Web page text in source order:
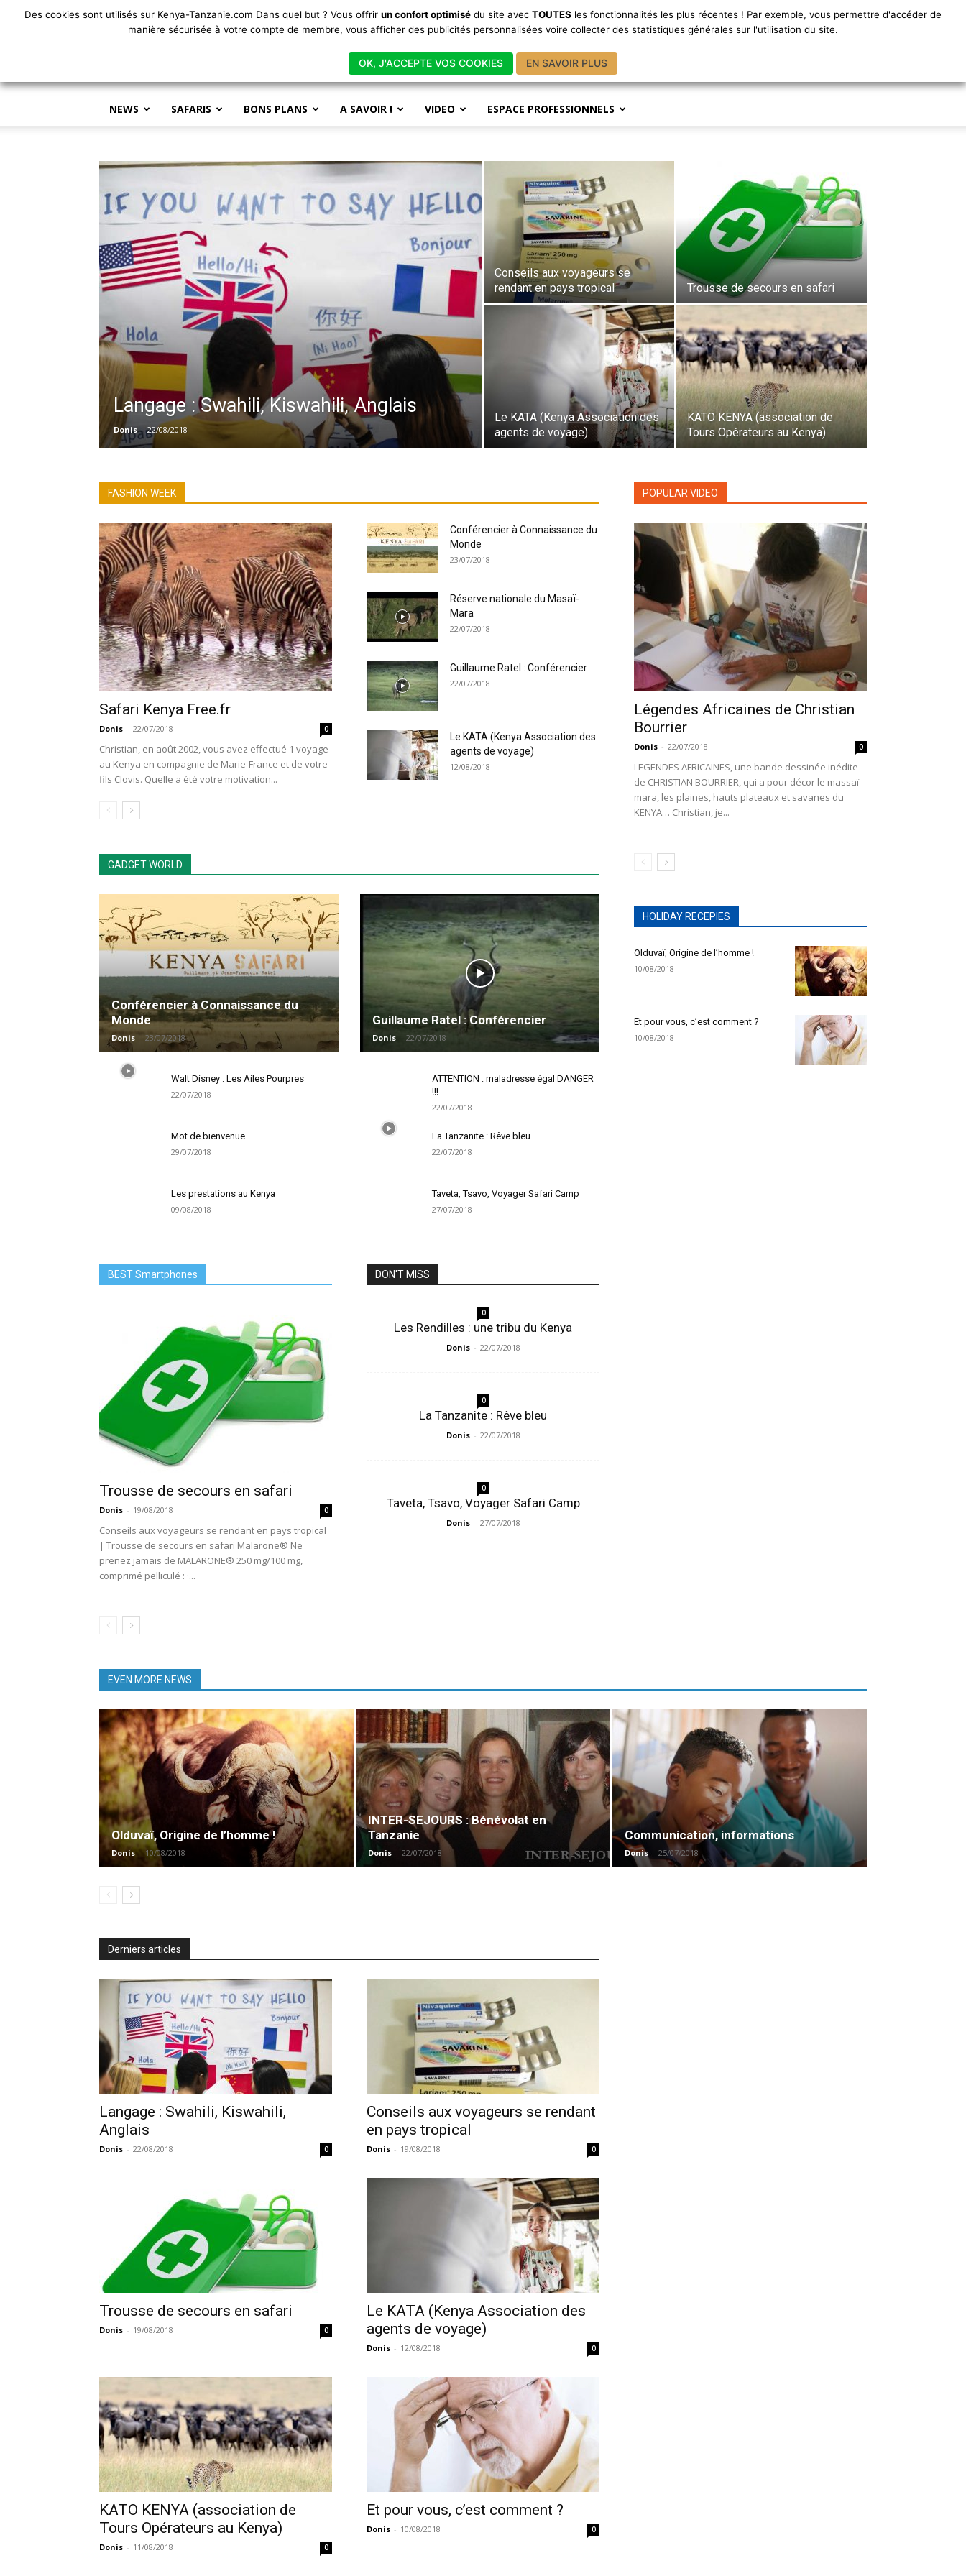
Le
le
rêver.
Bienvenue sur Kenya-Tanzanie.com
Site tenu par un particulier amoureux de ces contrées
NEWS SAFARIS BONS PLANS A SAVOIR ! VIDEO ESPACE PROFESSIONNELS
Langage : Swahili, Kiswahili, Anglais
Donis - 22/08/2018
Conseils aux voyageurs se
rendant en pays tropical
Trousse de secours en safari
Le KATA (Kenya Association des
agents de voyage)
KATO KENYA (association de
Tours Opérateurs au Kenya)
FASHION WEEK
Safari Kenya Free.fr
Donis - 22/07/2018 0
Christian, en août 2002, vous avez effectué 1 voyage
au Kenya en compagnie de Marie-France et de votre
fils Clovis. Quelle a été votre motivation...
Conférencier à Connaissance du
Monde
23/07/2018
Réserve nationale du Masaï-
Mara
22/07/2018
Guillaume Ratel : Conférencier
22/07/2018
Le KATA (Kenya Association des
agents de voyage)
12/08/2018
GADGET WORLD
Conférencier à Connaissance du
Monde
Donis - 23/07/2018
Guillaume Ratel : Conférencier
Donis - 22/07/2018
Walt Disney : Les Ailes Pourpres
22/07/2018
ATTENTION : maladresse égal DANGER
!!!
22/07/2018
Mot de bienvenue
29/07/2018
La Tanzanite : Rêve bleu
22/07/2018
Les prestations au Kenya
09/08/2018
Taveta, Tsavo, Voyager Safari Camp
27/07/2018
BEST Smartphones
Trousse de secours en safari
Donis - 19/08/2018 0
Conseils aux voyageurs se rendant en pays tropical
| Trousse de secours en safari Malarone® Ne
prenez jamais de MALARONE® 250 mg/100 mg,
comprimé pelliculé : ·...
DON'T MISS
0
Les Rendilles : une tribu du Kenya
Donis - 22/07/2018
0
La Tanzanite : Rêve bleu
Donis - 22/07/2018
0
Taveta, Tsavo, Voyager Safari Camp
Donis - 27/07/2018
POPULAR VIDEO
Légendes Africaines de Christian
Bourrier
Donis - 22/07/2018 0
LEGENDES AFRICAINES, une bande dessinée inédite
de CHRISTIAN BOURRIER, qui a pour décor le massaï
mara, les plaines, hauts plateaux et savanes du
KENYA… Christian, je...
HOLIDAY RECEPIES
Olduvaï, Origine de l’homme !
10/08/2018
Et pour vous, c’est comment ?
10/08/2018
EVEN MORE NEWS
Olduvaï, Origine de l’homme !
Donis - 10/08/2018
INTER-SEJOURS : Bénévolat en
Tanzanie
Donis - 22/07/2018
Communication, informations
Donis - 25/07/2018
Derniers articles
Langage : Swahili, Kiswahili,
Anglais
Donis - 22/08/2018 0
Conseils aux voyageurs se rendant
en pays tropical
Donis - 19/08/2018 0
Trousse de secours en safari
Donis - 19/08/2018 0
Le KATA (Kenya Association des
agents de voyage)
Donis - 12/08/2018 0
KATO KENYA (association de
Tours Opérateurs au Kenya)
Donis - 11/08/2018 0
Et pour vous, c’est comment ?
Donis - 10/08/2018 0
Des cookies sont utilisés sur Kenya-Tanzanie.com Dans quel but ? Vous offrir un confort optimisé du site avec TOUTES les fonctionnalités les plus récentes ! Par exemple, vous permettre d'accéder de
manière sécurisée à votre compte de membre, vous afficher des publicités personnalisées voire collecter des statistiques générales sur l'utilisation du site.
OK, J'ACCEPTE VOS COOKIES EN SAVOIR PLUS